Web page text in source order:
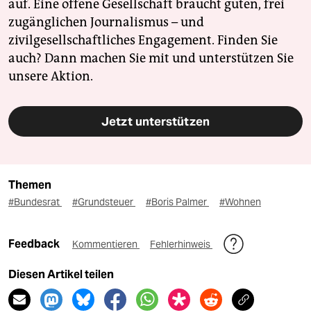
auf. Eine offene Gesellschaft braucht guten, frei
zugänglichen Journalismus – und
zivilgesellschaftliches Engagement. Finden Sie
auch? Dann machen Sie mit und unterstützen Sie
unsere Aktion.
Jetzt unterstützen
Themen
#Bundesrat #Grundsteuer #Boris Palmer #Wohnen
Feedback Kommentieren Fehlerhinweis
Diesen Artikel teilen